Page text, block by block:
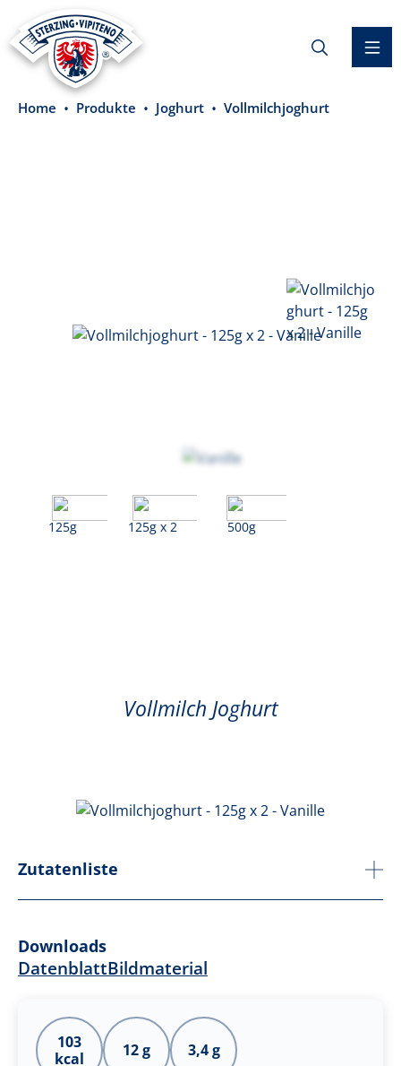
springen
Home Produkte Joghurt Vollmilchjoghurt
125g 125g x 2 500g
Vollmilch Joghurt
Zutatenliste
Downloads
DatenblattBildmaterial
103
kcal
12 g 3,4 g